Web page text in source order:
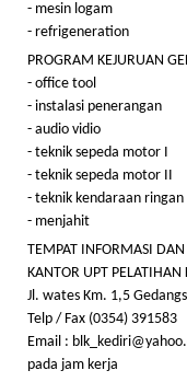
- mesin logam
- refrigeneration
PROGRAM KEJURUAN
- office tool
- instalasi penerangan
- audio vidio
- teknik sepeda motor I
- teknik sepeda motor II
- teknik kendaraan ringan
- menjahit
TEMPAT INFORMASI
KANTOR UPT PELATIHAN
Jl. wates Km. 1,5
Telp / Fax (0354) 391583
Email :
pada jam kerja